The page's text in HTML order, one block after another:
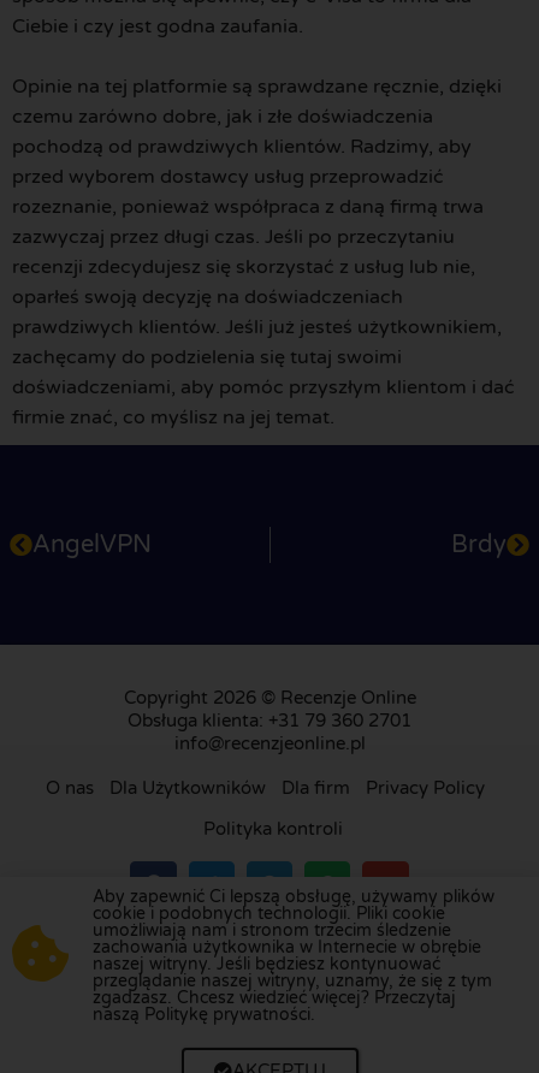
Ciebie i czy jest godna zaufania.
Opinie na tej platformie są sprawdzane ręcznie, dzięki
czemu zarówno dobre, jak i złe doświadczenia
pochodzą od prawdziwych klientów. Radzimy, aby
przed wyborem dostawcy usług przeprowadzić
rozeznanie, ponieważ współpraca z daną firmą trwa
zazwyczaj przez długi czas. Jeśli po przeczytaniu
recenzji zdecydujesz się skorzystać z usług lub nie,
oparłeś swoją decyzję na doświadczeniach
prawdziwych klientów. Jeśli już jesteś użytkownikiem,
zachęcamy do podzielenia się tutaj swoimi
doświadczeniami, aby pomóc przyszłym klientom i dać
firmie znać, co myślisz na jej temat.
AngelVPN Brdy
Copyright 2026 © Recenzje Online
Obsługa klienta: +31 79 360 2701
info@recenzjeonline.pl
O nas Dla Użytkowników Dla firm
Privacy Policy
Polityka kontroli
Odwiedź naszą platformę recenzji wHolandii,
Wielkiej Brytanii,Francji,Niemczech,Belgii,
Hiszpanii,Włoszech, Portugalii,Danii,Finlandii i
Szwecji.
Aby zapewnić Ci lepszą obsługę, używamy plików
cookie i podobnych technologii. Pliki cookie
umożliwiają nam i stronom trzecim śledzenie
zachowania użytkownika w Internecie w obrębie
naszej witryny. Jeśli będziesz kontynuować
przeglądanie naszej witryny, uznamy, że się z tym
zgadzasz. Chcesz wiedzieć więcej? Przeczytaj
naszą Politykę prywatności.